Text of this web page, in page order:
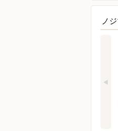
ノ